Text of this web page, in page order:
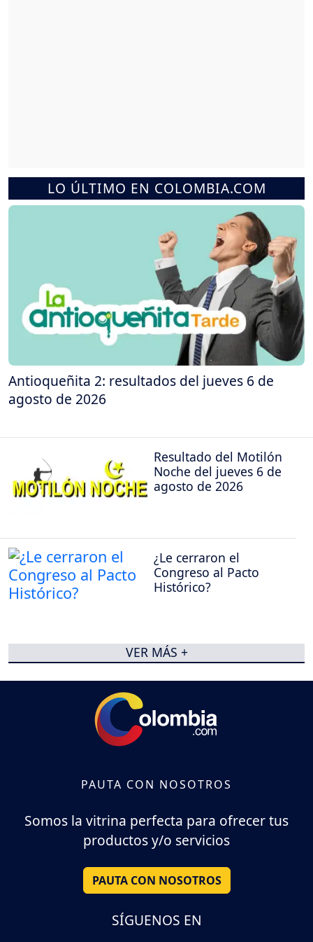
LO ÚLTIMO EN COLOMBIA.COM
Antioqueñita 2: resultados del jueves 6 de
agosto de 2026
Resultado del Motilón
Noche del jueves 6 de
agosto de 2026
¿Le cerraron el
Congreso al Pacto
Histórico?
VER MÁS +
PAUTA CON NOSOTROS
Somos la vitrina perfecta para ofrecer tus
productos y/o servicios
PAUTA CON NOSOTROS
SÍGUENOS EN